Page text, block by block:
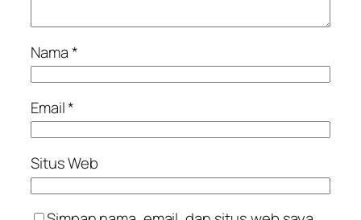
Nama*
Email*
Situs Web